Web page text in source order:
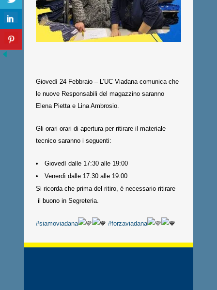
Giovedì 24 Febbraio – L’UC Viadana comunica che
le nuove Responsabili del magazzino saranno
Elena Pietta e Lina Ambrosio.
Gli orari orari di apertura per ritirare il materiale
tecnico saranno i seguenti:
Giovedì dalle 17:30 alle 19:00
Venerdì dalle 17:30 alle 19:00
Si ricorda che prima del ritiro, è necessario ritirare
il buono in Segreteria.
#siamoviadana #forzaviadana